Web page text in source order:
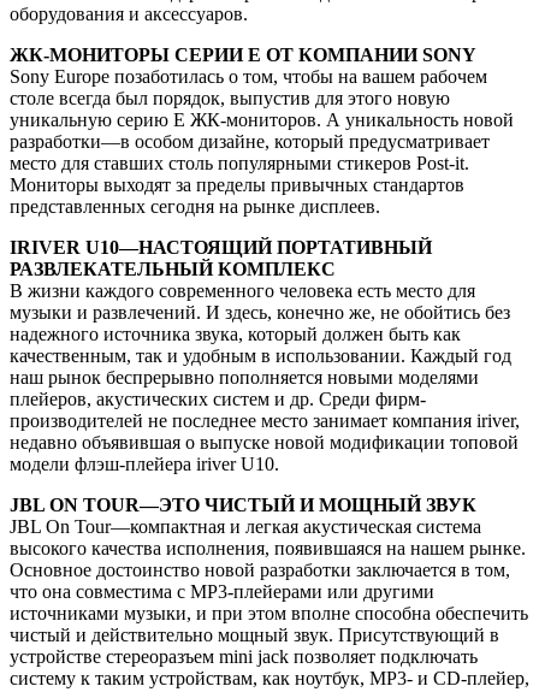
оборудования и аксессуаров.
ЖК-МОНИТОРЫ СЕРИИ Е ОТ КОМПАНИИ SONY
Sony Europe позаботилась о том, чтобы на вашем рабочем
столе всегда был порядок, выпустив для этого новую
уникальную серию Е ЖК-мониторов. А уникальность новой
разработки—в особом дизайне, который предусматривает
место для ставших столь популярными стикеров Post-it.
Мониторы выходят за пределы привычных стандартов
представленных сегодня на рынке дисплеев.
IRIVER U10—НАСТОЯЩИЙ ПОРТАТИВНЫЙ
РАЗВЛЕКАТЕЛЬНЫЙ КОМПЛЕКС
В жизни каждого современного человека есть место для
музыки и развлечений. И здесь, конечно же, не обойтись без
надежного источника звука, который должен быть как
качественным, так и удобным в использовании. Каждый год
наш рынок беспрерывно пополняется новыми моделями
плейеров, акустических систем и др. Среди фирм-
производителей не последнее место занимает компания iriver,
недавно объявившая о выпуске новой модификации топовой
модели флэш-плейера iriver U10.
JBL ON TOUR—ЭТО ЧИСТЫЙ И МОЩНЫЙ ЗВУК
JBL On Tour—компактная и легкая акустическая система
высокого качества исполнения, появившаяся на нашем рынке.
Основное достоинство новой разработки заключается в том,
что она совместима с MP3-плейерами или другими
источниками музыки, и при этом вполне способна обеспечить
чистый и действительно мощный звук. Присутствующий в
устройстве стереоразъем mini jack позволяет подключать
систему к таким устройствам, как ноутбук, MP3- и CD-плейер,